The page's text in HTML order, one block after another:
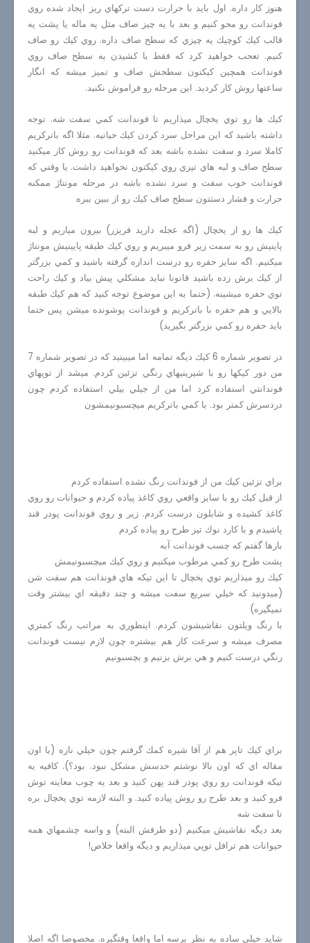
هنوز كار داره. اول بايد با حرارت دست تركهاي ريز ايجاد شده روي
فوندانت رو محو كنيم و بعد با يه چيز صاف مثل يه ماله يا پشت يه
قالب كيك كوچيك يه چيزي كه سطح صاف داره. روي كيك رو صاف
كنيم. تعجب خواهيد كرد كه فقط با كشيدن يه سطح صاف روي
فوندانت همچين كيكتون سطحش صاف و تميز ميشه كه انگار
ساعتها روش كار كرديد. اين مرحله رو فراموش نكنيد.
كيك ها رو توي يخچال ميذاريم تا فوندانت كمي سفت شه. توجه
داشته باشيد كه اين مراحل سرد كردن كيك حياتيه. مثلا اگه باتركريم
كاملا سرد و سفت نشده باشه بعد كه فوندانت رو روش كار ميكنيد
سطح صاف و لبه هاي تيزي روي كيكتون نخواهيد داشت. يا وقتي كه
فوندانت خوب سفت و سرد نشده باشه در مرحله مونتاژ ممكنه
حرارت و فشار دستتون سطح صاف كيك رو از ببين ببره
كيك ها رو از يخچال (اگه عجله داريد فريزر) بيرون مياريم و لبه
پاينيش رو به سمت زير فرو ميبريم و روي كيك طبقه پايينيش مونتاژ
ميكنيم. اگه سايز حفره رو درست اندازه گرفته باشيد و كمي بزرگتر
از كيك برش زده باشيد قانونا نبايد مشكلي پيش بياد و كيك راحت
توي حفره ميشينه. (حتما به اين موضوع توجه كنيد كه هم كيك طبقه
بالايي و هم حفره با باتركريم و فوندانت پوشونده ميشن پس حتما
بايد حفره رو كمي بزرگتر بگيريد)
در تصوير شماره 6 كيك ديگه تمامه اما ميبينيد كه در تصوير شماره 7
من دور كيكها رو با شيرينيهاي رنگي تزئين كردم. ميشد از توپهاي
فوندانتي استفاده كرد اما من از جيلي بيلي استفاده كردم چون
دردسرش كمتر بود. با كمي باتركريم ميچسبونيمشون
براي تزئين كيك من از فوندانت رنگ نشده استفاده كردم
از قبل كيك رو با سايز واقعي روي كاغذ پياده كردم و حيوانات رو روي
كاغذ كشيده و شابلون درست كردم. زير و روي فوندانت پودر قند
پاشيدم و با كارد نوك تيز طرح رو پياده كردم
بارها گفتم كه چسب فوندانت آبه
پشت طرح رو كمي مرطوب ميكنيم و روي كيك ميچسبونيمش
كيك رو ميذاريم توي يخچال تا اين تيكه هاي فوندانت هم سفت شن
(ميدونيد كه خيلي سريع سفت ميشه و چند دقيقه اي بيشتر وقت
نميگيره)
با رنگ ويلتون نقاشيشون كردم. اينطوري به مراتب رنگ كمتري
مصرف ميشه و سرعت كار هم بيشتره چون لازم نيست فوندانت
رنگي درست كنيم و هي برش بزنيم و بچسبونيم
براي كيك تاپر هم از آقا شيره كمك گرفتم چون خيلي نازه (با اون
مقاله اي كه اون بالا نوشتم حدسش مشكل نبود. بود؟). كافيه يه
تيكه فوندانت رو روي پودر قند پهن كنيد و بعد يه چوب معاينه توش
فرو كنيد و بعد طرح رو روش پياده كنيد. و البته لازمه توي يخچال بره
تا سفت شه
بعد ديگه نقاشيش ميكنيم (دو طرفش البته) و واسه چشمهاي همه
حيوانات هم ترافل توپي ميذاريم و ديگه واقعا خلاص!
شايد خيلي ساده به نظر برسه اما واقعا وقتگيره. مخصوصا اگه اصلا